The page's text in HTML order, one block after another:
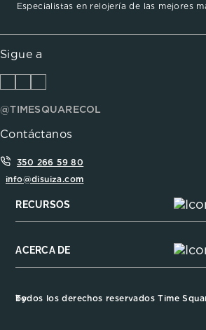
Especialistas en relojería de las mejores
Sigue a
@TIMESQUARECOL
Contáctanos
350 266 59 80
info@disuiza.com
RECURSOS
ACERCA DE
Todos los derechos reservados Time Square 2022 Empowered by